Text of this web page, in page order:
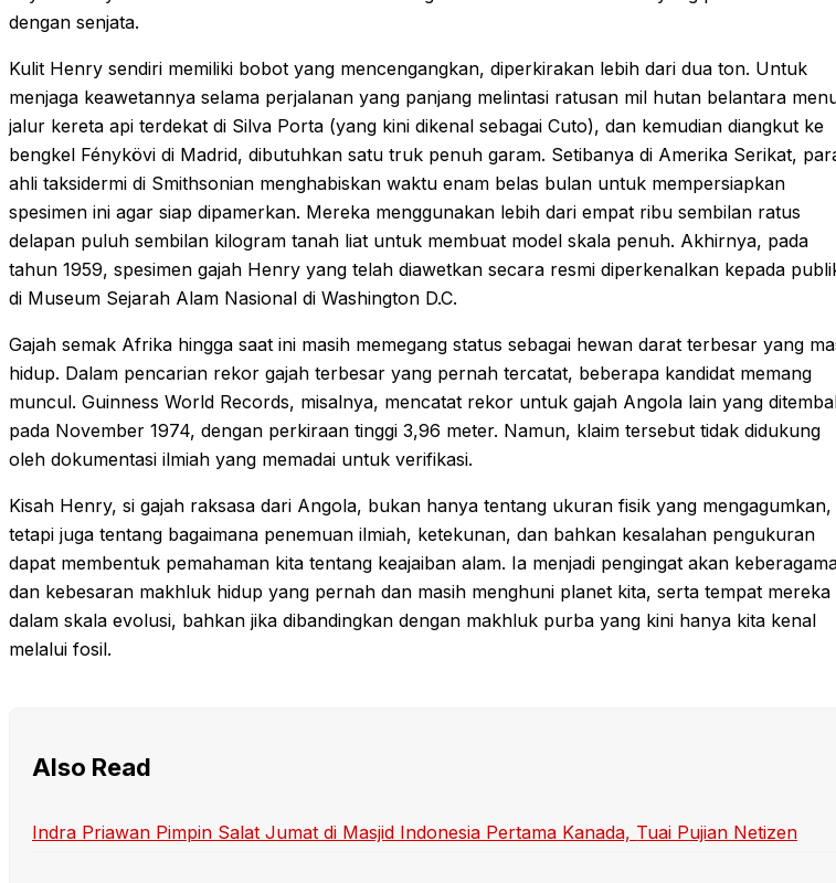
dengan senjata.
Kulit Henry sendiri memiliki bobot yang mencengangkan, diperkirakan lebih dari dua ton. Untuk
menjaga keawetannya selama perjalanan yang panjang melintasi ratusan mil hutan belantara
jalur kereta api terdekat di Silva Porta (yang kini dikenal sebagai Cuto), dan kemudian diangkut ke
bengkel Fénykövi di Madrid, dibutuhkan satu truk penuh garam. Setibanya di Amerika Serikat,
ahli taksidermi di Smithsonian menghabiskan waktu enam belas bulan untuk mempersiapkan
spesimen ini agar siap dipamerkan. Mereka menggunakan lebih dari empat ribu sembilan ratus
delapan puluh sembilan kilogram tanah liat untuk membuat model skala penuh. Akhirnya, pada
tahun 1959, spesimen gajah Henry yang telah diawetkan secara resmi diperkenalkan kepada
di Museum Sejarah Alam Nasional di Washington D.C.
Gajah semak Afrika hingga saat ini masih memegang status sebagai hewan darat terbesar yang
hidup. Dalam pencarian rekor gajah terbesar yang pernah tercatat, beberapa kandidat memang
muncul. Guinness World Records, misalnya, mencatat rekor untuk gajah Angola lain yang
pada November 1974, dengan perkiraan tinggi 3,96 meter. Namun, klaim tersebut tidak didukung
oleh dokumentasi ilmiah yang memadai untuk verifikasi.
Kisah Henry, si gajah raksasa dari Angola, bukan hanya tentang ukuran fisik yang mengagumkan,
tetapi juga tentang bagaimana penemuan ilmiah, ketekunan, dan bahkan kesalahan pengukuran
dapat membentuk pemahaman kita tentang keajaiban alam. Ia menjadi pengingat akan
dan kebesaran makhluk hidup yang pernah dan masih menghuni planet kita, serta tempat mereka
dalam skala evolusi, bahkan jika dibandingkan dengan makhluk purba yang kini hanya kita kenal
melalui fosil.
Also Read
Indra Priawan Pimpin Salat Jumat di Masjid Indonesia Pertama Kanada, Tuai Pujian Netizen